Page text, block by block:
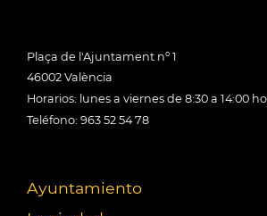
Plaça de l'Ajuntament nº 1
46002 València
Horarios: lunes a viernes de 8:30 a 14:00
Teléfono: 963 52 54 78
Ayuntamiento